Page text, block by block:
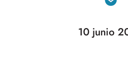
10 junio